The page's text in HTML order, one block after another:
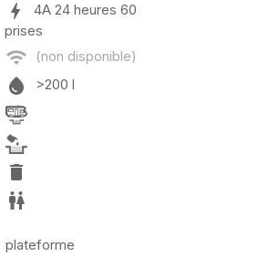
4A 24 heures 60
prises
>200 l
plateforme